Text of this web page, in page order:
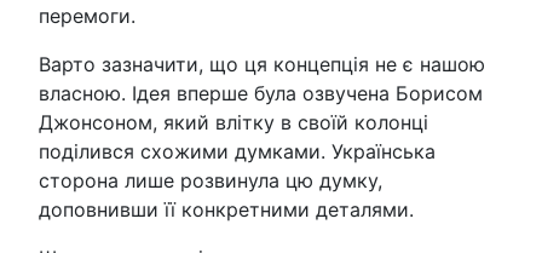
перемоги.
Варто зазначити, що ця концепція не є нашою
власною. Ідея вперше була озвучена Борисом
Джонсоном, який влітку в своїй колонці
поділився схожими думками. Українська
сторона лише розвинула цю думку,
доповнивши її конкретними деталями.